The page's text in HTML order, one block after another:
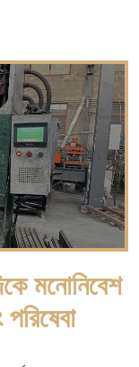
মনোনিবেশ